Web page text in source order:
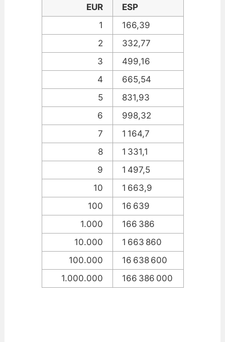
EUR
ESP
1
166,39
2
332,77
3
499,16
4
665,54
5
831,93
6
998,32
7
1 164,7
8
1 331,1
9
1 497,5
10
1 663,9
100
16 639
1.000
166 386
10.000
1 663 860
100.000
16 638 600
1.000.000
166 386 000